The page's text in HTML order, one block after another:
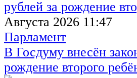
Августа 2026 11:47
Парламент
В Госдуму внесён
рождение второго